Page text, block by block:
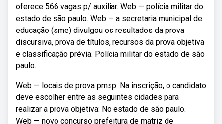
oferece 566 vagas p/ auxiliar. Web — polícia militar do
estado de são paulo. Web — a secretaria municipal de
educação (sme) divulgou os resultados da prova
discursiva, prova de títulos, recursos da prova objetiva
e classificação prévia. Polícia militar do estado de são
paulo.
Web — locais de prova pmsp. Na inscrição, o candidato
deve escolher entre as seguintes cidades para
realizar a prova objetiva: No estado de são paulo.
Web — novo concurso prefeitura de matriz de